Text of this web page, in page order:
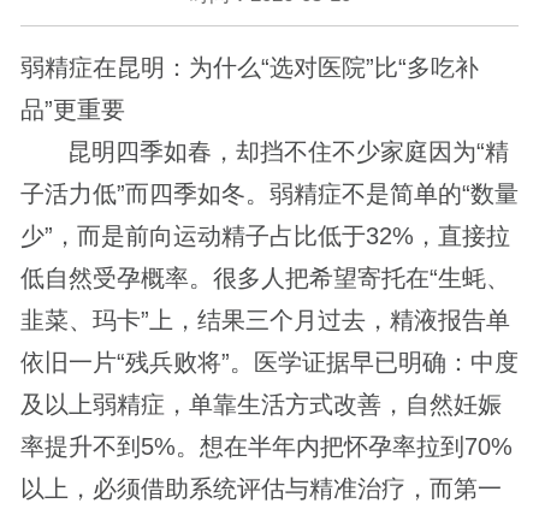
弱精症在昆明：为什么“选对医院”比“多吃补
品”更重要
昆明四季如春，却挡不住不少家庭因为“精
子活力低”而四季如冬。弱精症不是简单的“数量
少”，而是前向运动精子占比低于32%，直接拉
低自然受孕概率。很多人把希望寄托在“生蚝、
韭菜、玛卡”上，结果三个月过去，精液报告单
依旧一片“残兵败将”。医学证据早已明确：中度
及以上弱精症，单靠生活方式改善，自然妊娠
率提升不到5%。想在半年内把怀孕率拉到70%
以上，必须借助系统评估与精准治疗，而第一